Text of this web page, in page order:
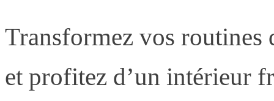
Transformez vos routines
et profitez d’un intérieur